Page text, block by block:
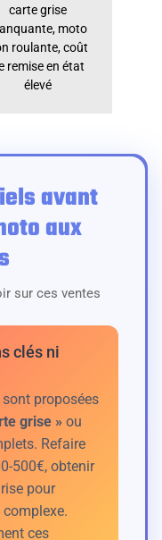
carte grise
moto
roulante, coût
remise en état
élevé
avant
aux
sur ces ventes
clés ni
proposées
grise » ou
Refaire
500€, obtenir
pour
ces